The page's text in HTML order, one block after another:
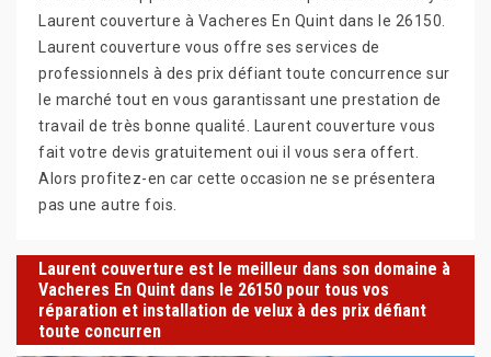
Laurent couverture à Vacheres En Quint dans le 26150.
Laurent couverture vous offre ses services de
professionnels à des prix défiant toute concurrence sur
le marché tout en vous garantissant une prestation de
travail de très bonne qualité. Laurent couverture vous
fait votre devis gratuitement oui il vous sera offert.
Alors profitez-en car cette occasion ne se présentera
pas une autre fois.
Laurent couverture est le meilleur dans son domaine à
Vacheres En Quint dans le 26150 pour tous vos
réparation et installation de velux à des prix défiant
toute concurren